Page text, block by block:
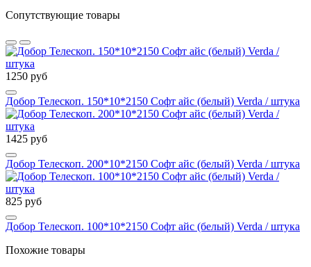
Сопутствующие товары
1250 руб
Добор Телескоп. 150*10*2150 Софт айс (белый) Verda / штука
1425 руб
Добор Телескоп. 200*10*2150 Софт айс (белый) Verda / штука
825 руб
Добор Телескоп. 100*10*2150 Софт айс (белый) Verda / штука
Похожие товары